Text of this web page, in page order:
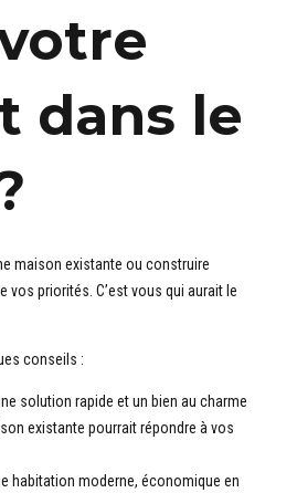
dans le
maison existante ou construire
vos priorités. C’est vous qui aurait le
conseils :
solution rapide et un bien au charme
existante pourrait répondre à vos
habitation moderne, économique en